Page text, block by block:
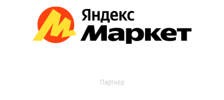
Партнер